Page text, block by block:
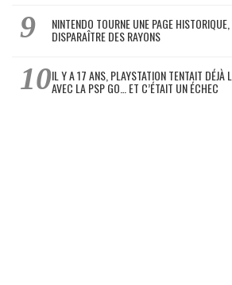
NINTENDO TOURNE UNE PAGE
DISPARAÎTRE DES RAYONS
IL Y A 17 ANS, PLAYSTATION TENTAIT DÉJÀ
AVEC LA PSP GO… ET C’ÉTAIT UN ÉCHEC